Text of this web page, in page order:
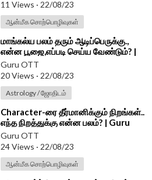
11 Views · 22/08/23
ஆன்மீக சொற்பொழிவுகள்
⁣மாங்கல்ய பலம் தரும் ஆடிப்பெருக்கு.,
என்ன பூஜை,எப்படி செய்ய வேண்டும்? |
Aadi Perukku Poojai |
Guru OTT
20 Views · 22/08/23
Astrology / ஜோதிடம்
⁣Character-ரை தீர்மானிக்கும் நிறங்கள்..
எந்த நிறத்துக்கு என்ன பலம்? | Guru
Shivaji Santhosh | Colors
Guru OTT
24 Views · 22/08/23
ஆன்மீக சொற்பொழிவுகள்